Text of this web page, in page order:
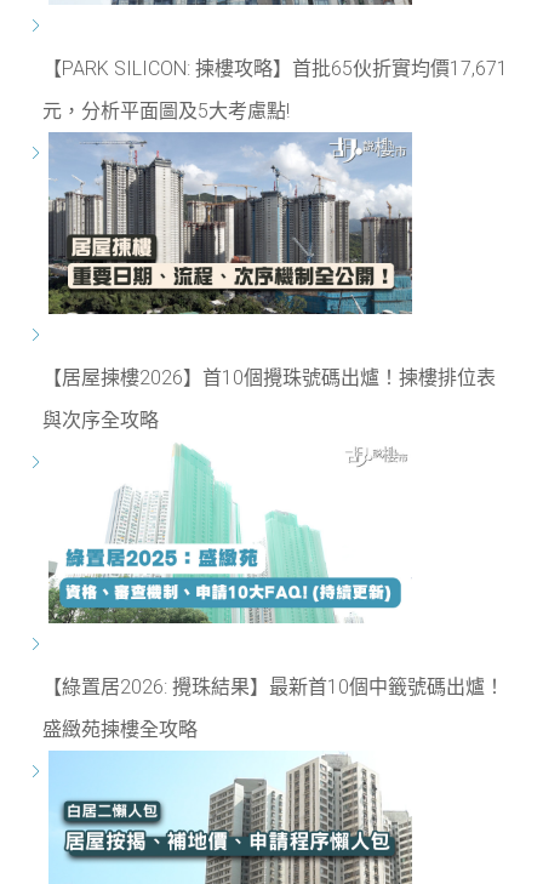
【PARK SILICON: 揀樓攻略】首批65伙折實均價17,671
元，分析平面圖及5大考慮點!
【居屋揀樓2026】首10個攪珠號碼出爐！揀樓排位表
與次序全攻略
【綠置居2026: 攪珠結果】最新首10個中籤號碼出爐！
盛緻苑揀樓全攻略